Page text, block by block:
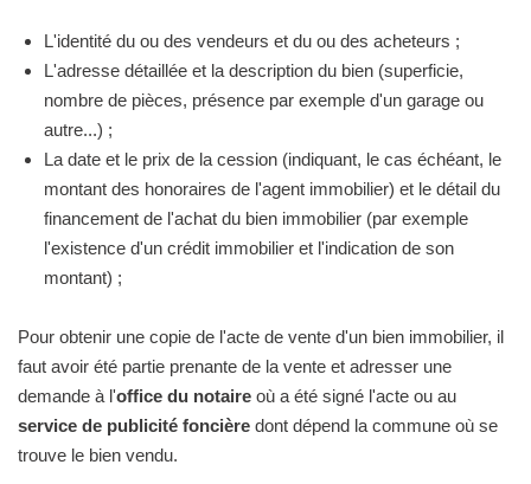
L'identité du ou des vendeurs et du ou des acheteurs ;
L'adresse détaillée et la description du bien (superficie,
nombre de pièces, présence par exemple d'un garage ou
autre...) ;
La date et le prix de la cession (indiquant, le cas échéant, le
montant des honoraires de l'agent immobilier) et le détail du
financement de l'achat du bien immobilier (par exemple
l'existence d'un crédit immobilier et l'indication de son
montant) ;
Pour obtenir une copie de l'acte de vente d'un bien immobilier, il
faut avoir été partie prenante de la vente et adresser une
demande à l'office du notaire où a été signé l'acte ou au
service de publicité foncière dont dépend la commune où se
trouve le bien vendu.